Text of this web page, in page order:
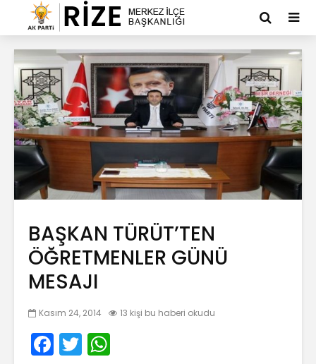
BAŞKAN TÜRÜT’TEN
ÖĞRETMENLER GÜNÜ
MESAJI
Kasım 24, 2014 13 kişi bu haberi okudu
F T